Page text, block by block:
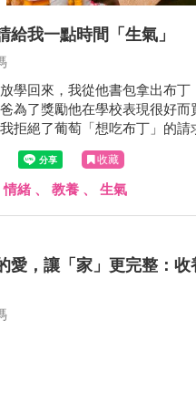
給我一點時間「生氣」
學回來，我從他書包拿出布丁
為了獎勵他在學校表現很好
拒絕了葡萄「想吃布丁」的請
鬧脾氣」。
收藏
情緒 、 教養 、 生氣
愛，讓「家」更完整：收